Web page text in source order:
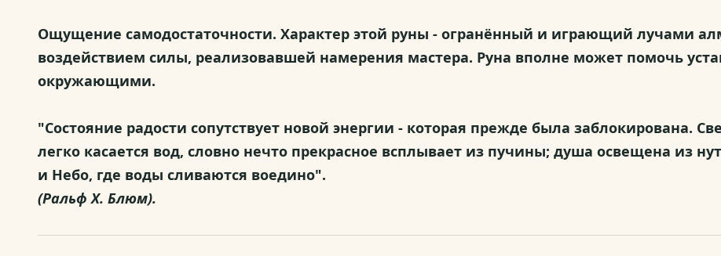
Ощущение самодостаточности. Характер этой руны - огранённый и играющий лучами
воздействием силы, реализовавшей намерения мастера. Руна вполне может помочь
окружающими.
"Состояние радости сопутствует новой энергии - которая прежде была заблокирована.
легко касается вод, словно нечто прекрасное всплывает из пучины; душа освещена из
и Небо, где воды сливаются воедино".
(Ральф Х. Блюм).